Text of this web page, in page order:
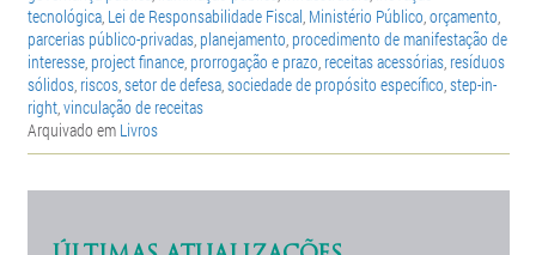
tecnológica, Lei de Responsabilidade Fiscal, Ministério Público,orçamento,
parcerias público-privadas, planejamento, procedimento de manifestação de
interesse, project finance, prorrogação e prazo, receitas acessórias, resíduos
sólidos, riscos,setor de defesa,sociedade de propósito específico,step-in-
right,vinculação de receitas
Arquivado em Livros